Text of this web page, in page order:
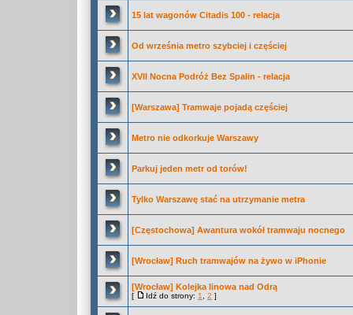
15 lat wagonów Citadis 100 - relacja
Od września metro szybciej i częściej
XVII Nocna Podróż Bez Spalin - relacja
[Warszawa] Tramwaje pojadą częściej
Metro nie odkorkuje Warszawy
Parkuj jeden metr od torów!
Tylko Warszawę stać na utrzymanie metra
[Częstochowa] Awantura wokół tramwaju nocnego
[Wrocław] Ruch tramwajów na żywo w iPhonie
[Wrocław] Kolejka linowa nad Odrą
[ Idź do strony: 1 2 ]